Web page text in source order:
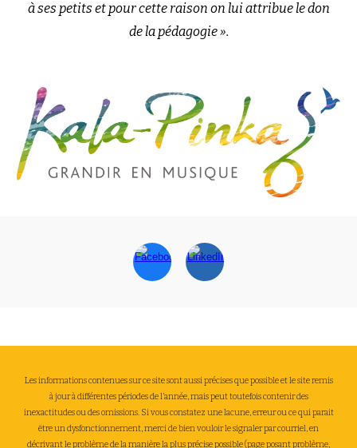
à ses petits et pour cette raison on lui attribue le don
de la pédagogie ».
Les informations contenues sur ce site sont aussi précises que possible et le site remis
à jour à différentes périodes de l’année, mais peut toutefois contenir des
inexactitudes ou des omissions. Si vous constatez une lacune, erreur ou ce qui parait
être un dysfonctionnement, merci de bien vouloir le signaler par courriel, en
décrivant le problème de la manière la plus précise possible (page posant problème,